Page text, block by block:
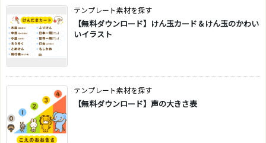
テンプレート素材を探す
【無料ダウンロード】けん玉カード＆けん玉のかわい
いイラスト
テンプレート素材を探す
【無料ダウンロード】声の大きさ表